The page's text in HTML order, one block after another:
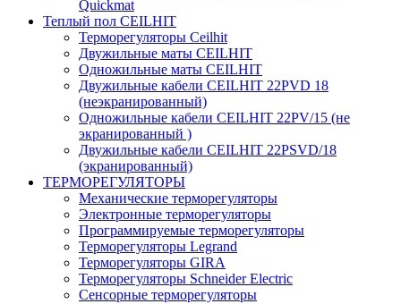
Quickmat
Теплый пол CEILHIT
Терморегуляторы Ceilhit
Двужильные маты CEILHIT
Одножильные маты CEILHIT
Двужильные кабели CEILHIT 22PVD 18
(неэкранированный)
Одножильные кабели CEILHIT 22PV/15 (не
экранированный )
Двужильные кабели CEILHIT 22PSVD/18
(экранированный)
ТЕРМОРЕГУЛЯТОРЫ
Механические терморегуляторы
Электронные терморегуляторы
Программируемые терморегуляторы
Терморегуляторы Legrand
Терморегуляторы GIRA
Терморегуляторы Schneider Electric
Сенсорные терморегуляторы